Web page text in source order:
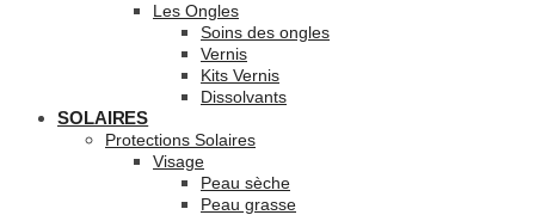
Les Ongles
Soins des ongles
Vernis
Kits Vernis
Dissolvants
SOLAIRES
Protections Solaires
Visage
Peau sèche
Peau grasse